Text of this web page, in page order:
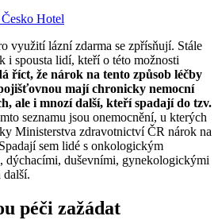
Česko Hotel
využití lázní zdarma se zpřísňují. Stále
i spousta lidí, kteří o této možnosti
říct, že nárok na tento způsob léčby
mají chronicky nemocní
ale i mnozí další, kteří spadají do tzv.
seznamu jsou onemocnění, u kterých
Ministerstva zdravotnictví ČR nárok na
sem lidé s onkologickým
dýchacími, duševními, gynekologickými
další.
péči zažádat